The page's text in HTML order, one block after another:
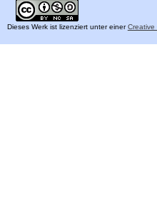
Dieses Werk ist lizenziert unter einerCreative